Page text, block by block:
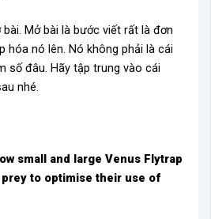
Mở bài là bước viết rất là đơn
hóa nó lên. Nó không phải là cái
số đâu. Hãy tập trung vào cái
nhé.
small and large Venus Flytrap
to optimise their use of